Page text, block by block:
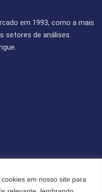
em nosso site para
em 1993, como a mais
setores de análises